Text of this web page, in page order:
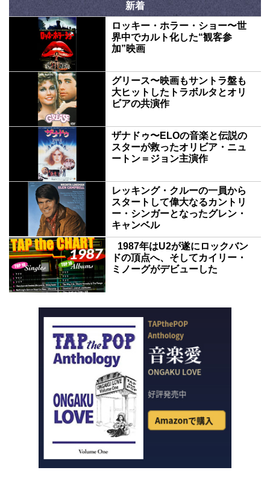
新着
ロッキー・ホラー・ショー〜世
界中でカルト化した“観客参
加”映画
グリース〜映画もサントラ盤も
大ヒットしたトラボルタとオリ
ビアの共演作
ザナドゥ〜ELOの音楽と伝説の
スターが救ったオリビア・ニュ
ートン＝ジョン主演作
レッキング・クルーの一員から
スタートして偉大なるカントリ
ー・シンガーとなったグレン・
キャンベル
1987年はU2が遂にロックバン
ドの頂点へ、そしてカイリー・
ミノーグがデビューした